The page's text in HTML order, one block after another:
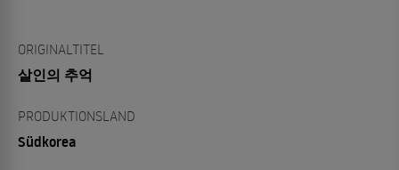
ORIGINALTITEL
살인의 추억
PRODUKTIONSLAND
Südkorea